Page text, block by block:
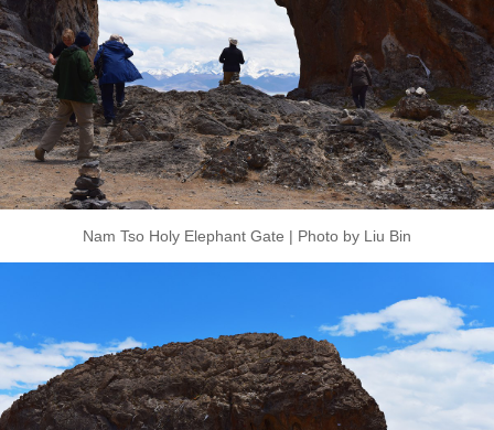
Nam Tso Holy Elephant Gate | Photo by Liu Bin